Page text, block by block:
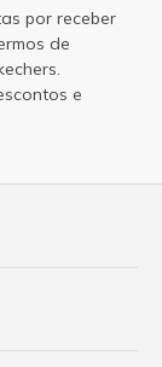
por receber
de
e